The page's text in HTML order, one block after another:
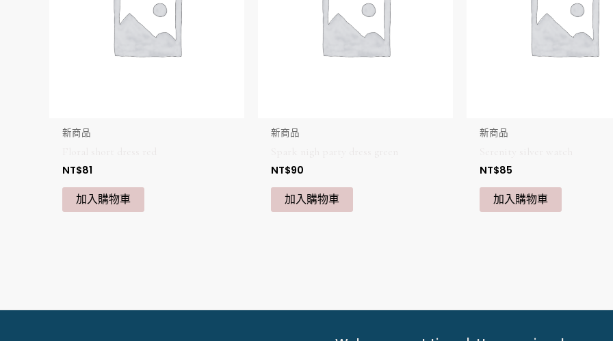
新商品
NT$81
加入購物車
新商品
NT$90
加入購物車
新商品
NT$85
加入購物車